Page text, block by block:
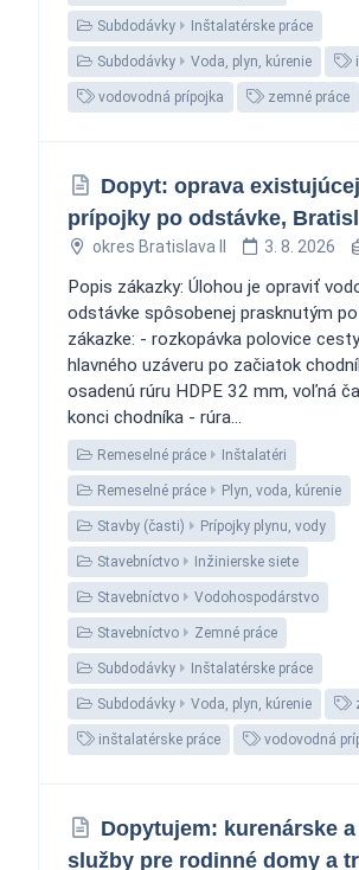
Subdodávky Inštalatérske práce
Subdodávky Voda, plyn, kúrenie
vodovodná prípojka zemné práce
Dopyt: oprava
prípojky po odstávke,
okres Bratislava II 3. 8. 2026
Popis zákazky: Úlohou je opraviť
odstávke spôsobenej prasknutým
zákazke: - rozkopávka polovice
hlavného uzáveru po začiatok
osadenú rúru HDPE 32 mm, voľná
konci chodníka - rúra...
Remeselné práce Inštalatéri
Remeselné práce Plyn, voda, kúrenie
Stavby (časti) Prípojky plynu, vody
Stavebníctvo Inžinierske siete
Stavebníctvo Vodohospodárstvo
Stavebníctvo Zemné práce
Subdodávky Inštalatérske práce
Subdodávky Voda, plyn, kúrenie
inštalatérske práce vodovodná
Dopytujem: kurenárske
služby pre rodinné domy a